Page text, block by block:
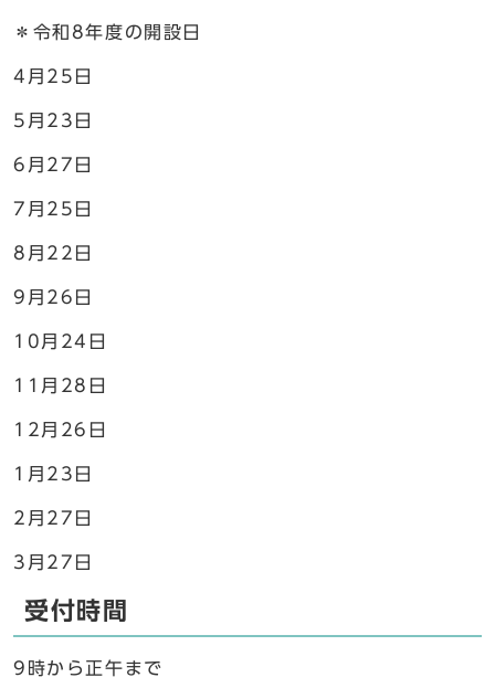
＊令和8年度の開設日
4月25日
5月23日
6月27日
7月25日
8月22日
9月26日
10月24日
11月28日
12月26日
1月23日
2月27日
3月27日
受付時間
9時から正午まで